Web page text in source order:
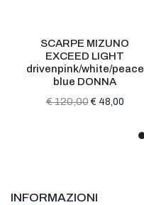
SCARPE MIZUNO
EXCEED LIGHT
drivenpink/white/peace
blue DONNA
€ 120,00 € 48,00
INFORMAZIONI